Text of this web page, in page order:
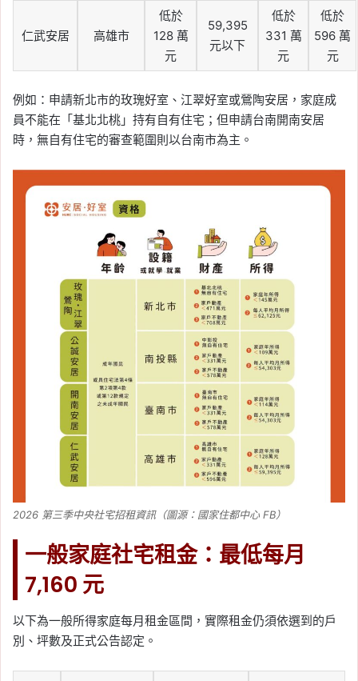
仁武安居 高雄市
低於
128 萬
元
59,395
元以下
低於
331 萬
元
低於
596 萬
元
例如：申請新北市的玫瑰好室、江翠好室或鶯陶安居，家庭成
員不能在「基北北桃」持有自有住宅；但申請台南開南安居
時，無自有住宅的審查範圍則以台南市為主。
2026 第三季中央社宅招租資訊（圖源：國家住都中心 FB）
一般家庭社宅租金：最低每月
7,160 元
以下為一般所得家庭每月租金區間，實際租金仍須依選到的戶
別、坪數及正式公告認定。